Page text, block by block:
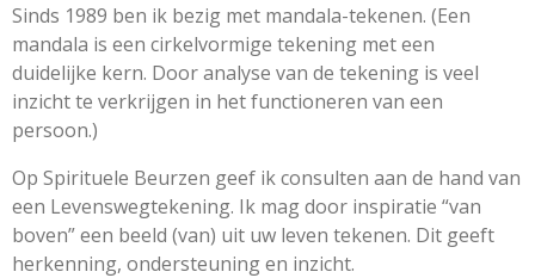
Sinds 1989 ben ik bezig met mandala-tekenen. (Een
mandala is een cirkelvormige tekening met een
duidelijke kern. Door analyse van de tekening is veel
inzicht te verkrijgen in het functioneren van een
persoon.)
Op Spirituele Beurzen geef ik consulten aan de hand van
een Levenswegtekening. Ik mag door inspiratie “van
boven” een beeld (van) uit uw leven tekenen. Dit geeft
herkenning, ondersteuning en inzicht.